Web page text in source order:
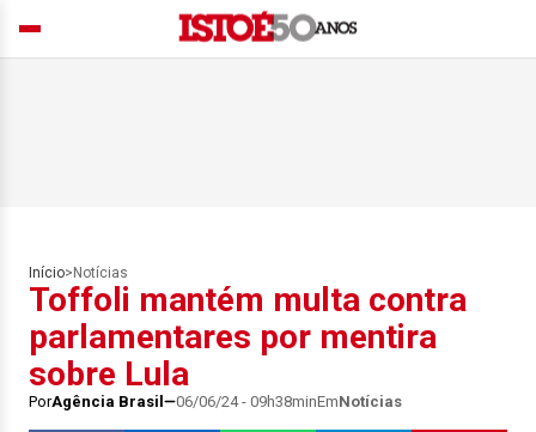
Início> Notícias
Toffoli mantém multa contra
parlamentares por mentira
sobre Lula
PorAgência Brasil 06/06/24 - 09h38minEmNotícias